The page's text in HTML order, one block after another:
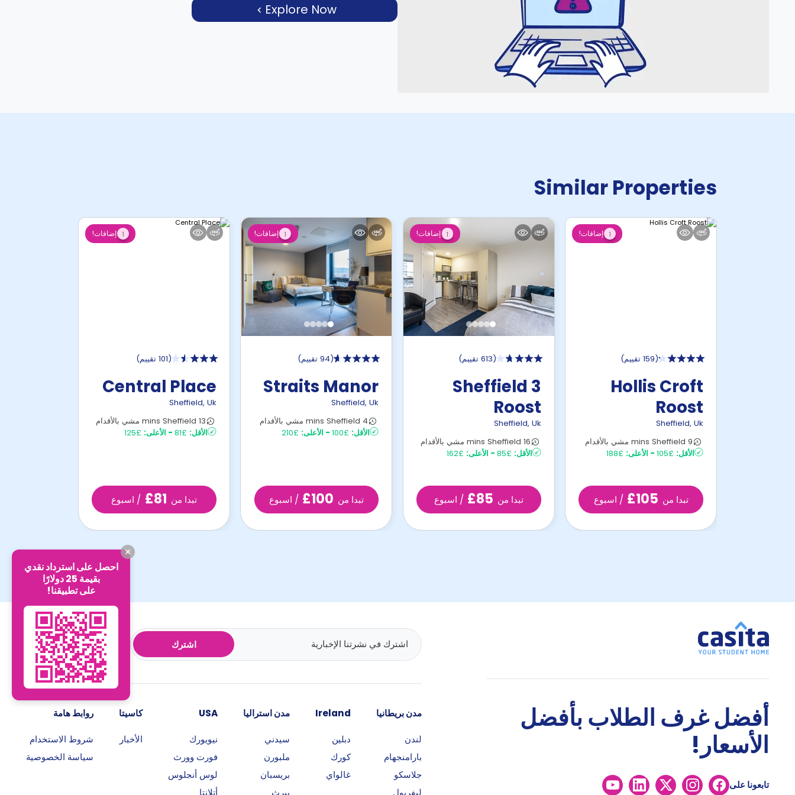
Explore Now
Similar Properties
1 إضافات!
(159 تقييم )
Hollis Croft
Roost
Sheffield, Uk
9 mins Sheffield مشي بالأقدام
الأقل: £105
- الأعلى: £188
تبدا من £105 / اسبوع
1 إضافات!
(613 تقييم )
Sheffield 3
Roost
Sheffield, Uk
16 mins Sheffield مشي بالأقدام
الأقل: £85
- الأعلى: £162
تبدا من £85 / اسبوع
1 إضافات!
(94 تقييم )
Straits Manor
Sheffield,Uk
4 mins Sheffield مشي بالأقدام
الأقل: £100
- الأعلى: £210
تبدا من £100 / اسبوع
1 إضافات!
(101 تقييم )
Central Place
Sheffield, Uk
13 mins Sheffield مشي بالأقدام
الأقل: £81
- الأعلى: £125
تبدا من £81 / اسبوع
اشترك
أفضل غرف الطلاب بأفضل
الأسعار!
تابعونا على
مدن بريطانيا
لندن
بارامنجهام
جلاسكو
ليفربول
Ireland
دبلين
كورك
غالواي
مدن استراليا
سيدني
ملبورن
بريسبان
بيرث
USA
نيويورك
فورت وورث
لوس أنجلوس
أتلانتا
كاسيتا
الأخبار
روابط هامة
شروط الاستخدام
سياسة الخصوصية
احصل على استرداد نقدي
بقيمة 25 دولارًا
على تطبيقنا!